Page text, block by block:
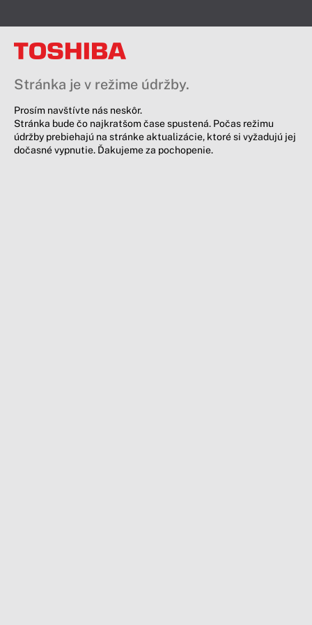
Stránka je v režime údržby.
Prosím navštívte nás neskôr.
Stránka bude čo najkratšom čase spustená. Počas režimu
údržby prebiehajú na stránke aktualizácie, ktoré si vyžadujú jej
dočasné vypnutie. Ďakujeme za pochopenie.